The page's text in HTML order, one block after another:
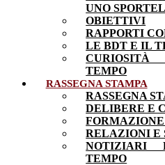
UNO
OBIETTIVI
RAPPORTI
LE BDT E IL
TEMPO
RASSEGNA STAMPA
RASSEGNA
DELIBERE E
RELAZIONI E
NOTIZIARI
TEMPO